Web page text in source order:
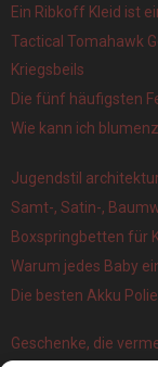
Ein Ribkoff Kleid ist
Tactical Tomahawk
Kriegsbeils
Die fünf häufigsten
Wie kann ich
Jugendstil
Samt-, Satin-,
Boxspringbetten für
Warum jedes Baby
Die besten Akku
Geschenke, die